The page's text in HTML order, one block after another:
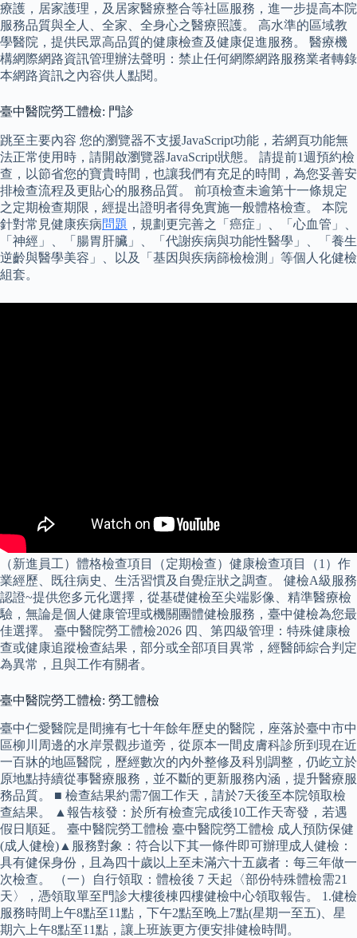
療護，居家護理，及居家醫療整合等社區服務，進一步提高本院
服務品質與全人、全家、全身心之醫療照護。 高水準的區域教
學醫院，提供民眾高品質的健康檢查及健康促進服務。 醫療機
構網際網路資訊管理辦法聲明：禁止任何網際網路服務業者轉錄
本網路資訊之內容供人點閱。
臺中醫院勞工體檢: 門診
跳至主要內容 您的瀏覽器不支援JavaScript功能，若網頁功能無
法正常使用時，請開啟瀏覽器JavaScript狀態。 請提前1週預約檢
查，以節省您的寶貴時間，也讓我們有充足的時間，為您妥善安
排檢查流程及更貼心的服務品質。 前項檢查未逾第十一條規定
之定期檢查期限，經提出證明者得免實施一般體格檢查。 本院
針對常見健康疾病問題 ，規劃更完善之「癌症」、「心血管」、
「神經」、「腸胃肝臟」、「代謝疾病與功能性醫學」、「養生
逆齡與醫學美容」、以及「基因與疾病篩檢檢測」等個人化健檢
組套。
（新進員工）體格檢查項目（定期檢查）健康檢查項目（1）作
業經歷、既往病史、生活習慣及自覺症狀之調查。 健檢A級服務
認證~提供您多元化選擇，從基礎健檢至尖端影像、精準醫療檢
驗，無論是個人健康管理或機關團體健檢服務，臺中健檢為您最
佳選擇。 臺中醫院勞工體檢2026 四、第四級管理：特殊健康檢
查或健康追蹤檢查結果，部分或全部項目異常，經醫師綜合判定
為異常，且與工作有關者。
臺中醫院勞工體檢: 勞工體檢
臺中仁愛醫院是間擁有七十年餘年歷史的醫院，座落於臺中市中
區柳川周邊的水岸景觀步道旁，從原本一間皮膚科診所到現在近
一百牀的地區醫院，歷經數次的內外整修及科別調整，仍屹立於
原地點持續從事醫療服務，並不斷的更新服務內涵，提升醫療服
務品質。 ■ 檢查結果約需7個工作天，請於7天後至本院領取檢
查結果。 ▲報告核發：於所有檢查完成後10工作天寄發，若遇
假日順延。 臺中醫院勞工體檢 臺中醫院勞工體檢 成人預防保健
(成人健檢)▲服務對象：符合以下其一條件即可辦理成人健檢：
具有健保身份，且為四十歲以上至未滿六十五歲者：每三年做一
次檢查。 （一）自行領取：體檢後 7 天起〈部份特殊體檢需21
天〉，憑領取單至門診大樓後棟四樓健檢中心領取報告。 1.健檢
服務時間上午8點至11點，下午2點至晚上7點(星期一至五)、星
期六上午8點至11點，讓上班族更方便安排健檢時間。